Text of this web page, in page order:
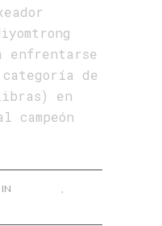
enfrentarse
de
en
campeón
IN
,